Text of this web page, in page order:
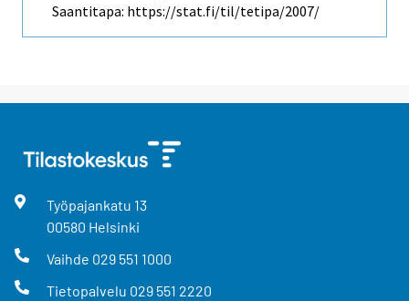
Saantitapa: https://stat.fi/til/tetipa/2007/
Työpajankatu 13
00580 Helsinki
Vaihde 029 551 1000
Tietopalvelu 029 551 2220